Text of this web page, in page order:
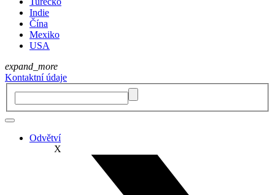
Indie
Čína
Mexiko
USA
expand_more
Kontaktní údaje
Odvětví
X